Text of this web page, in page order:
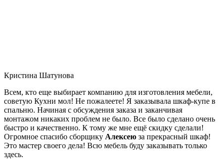
Кристина Шатунова
Всем, кто еще выбирает компанию для изготовления мебели,
советую Кухни мол! Не пожалеете! Я заказывала шкаф-купе в
спальню. Начиная с обсуждения заказа и заканчивая
монтажом никаких проблем не было. Все было сделано очень
быстро и качественно. К тому же мне ещё скидку сделали!
Огромное спасибо сборщику Алексею за прекрасный шкаф!
Это мастер своего дела! Всю мебель буду заказывать только
здесь.